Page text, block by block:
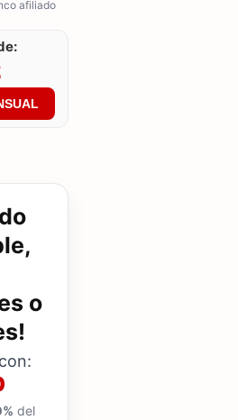
afiliado
o
del